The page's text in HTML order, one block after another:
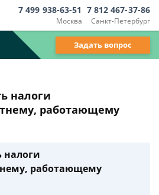
Москва
7 499 938-63-51
Санкт-Петербург
7 812 467-37-86
Задать вопрос
налоги
работающему
налоги
работающему